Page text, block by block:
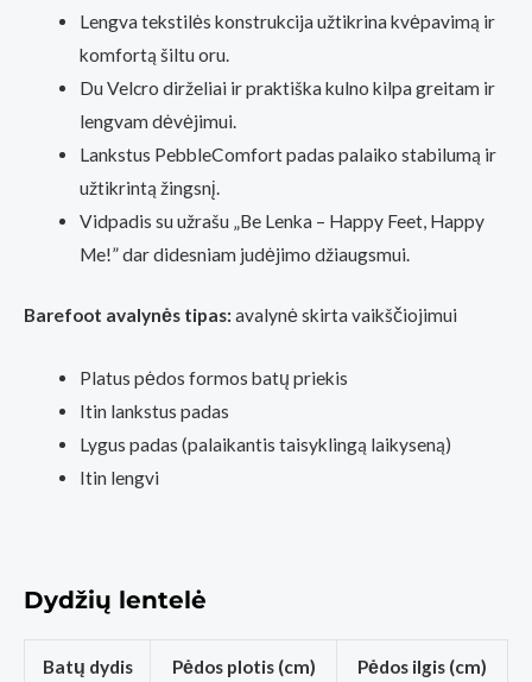
Lengva tekstilės konstrukcija užtikrina kvėpavimą ir
komfortą šiltu oru.
Du Velcro dirželiai ir praktiška kulno kilpa greitam ir
lengvam dėvėjimui.
Lankstus PebbleComfort padas palaiko stabilumą ir
užtikrintą žingsnį.
Vidpadis su užrašu „Be Lenka – Happy Feet, Happy
Me!” dar didesniam judėjimo džiaugsmui.
Barefoot avalynės tipas: avalynė skirta vaikščiojimui
Platus pėdos formos batų priekis
Itin lankstus padas
Lygus padas (palaikantis taisyklingą laikyseną)
Itin lengvi
Dydžių lentelė
Batų dydis Pėdos plotis (cm) Pėdos ilgis (cm)